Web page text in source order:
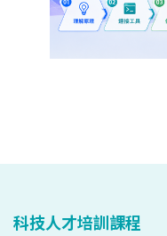
科技人才培訓課程